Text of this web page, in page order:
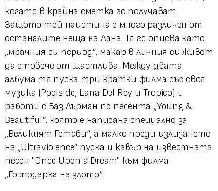
когато в крайна сметка го получават.
Защото той наистина е много различен от
останалите неща на Лана. Тя го описва като
„мрачния си период“, макар в личния си живот
да е повече от щастлива. Между двата
албума тя пуска три кратки филма със своя
музика (Poolside, Lana Del Rey и Tropico) и
работи с Баз Лърман по песента „Young &
Beautiful“, която е написана специално за
„Великият Гетсби“, а малко преди излизането
на „Ultraviolence“ пуска и кавър на известната
песен "Once Upon a Dream" към филма
„Господарка на злото“.